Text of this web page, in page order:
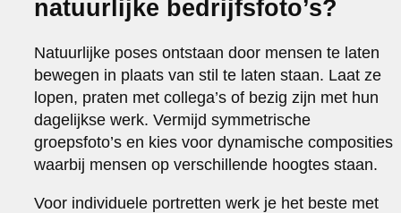
natuurlijke bedrijfsfoto’s?
Natuurlijke poses ontstaan door mensen te laten
bewegen in plaats van stil te laten staan. Laat ze
lopen, praten met collega’s of bezig zijn met hun
dagelijkse werk. Vermijd symmetrische
groepsfoto’s en kies voor dynamische composities
waarbij mensen op verschillende hoogtes staan.
Voor individuele portretten werk je het beste met